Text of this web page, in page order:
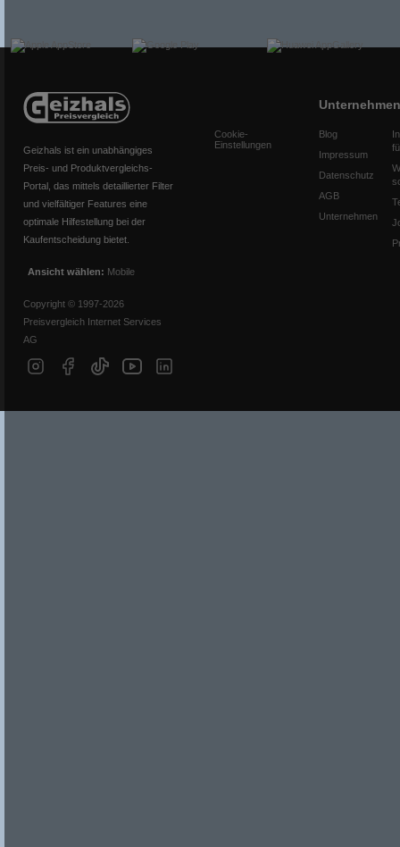
Geizhals ist ein unabhängiges
Preis- und Produktvergleichs-
Portal, das mittels detaillierter Filter
und vielfältiger Features eine
optimale Hilfestellung bei der
Kaufentscheidung bietet.
Ansicht wählen: Mobile
Copyright © 1997-2026
Preisvergleich Internet Services
AG
Cookie-
Einstellungen
Unternehmen
Blog
Impressum
Datenschutz
AGB
Unternehmen